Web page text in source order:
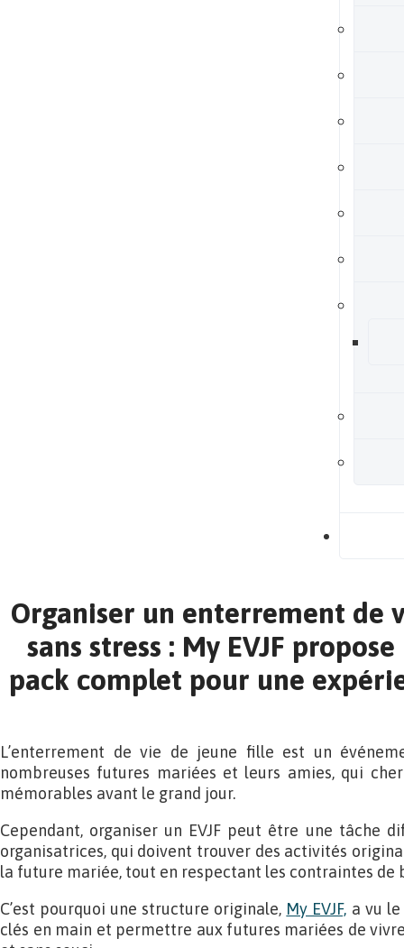
Organiser un enterrement de
sans stress : My EVJF
pack complet pour une
L’enterrement de vie de jeune fille est un
nombreuses futures mariées et leurs amies, qui
mémorables avant le grand jour.
Cependant, organiser un EVJF peut être une tâche
organisatrices, qui doivent trouver des activités
la future mariée, tout en respectant les contraintes de
C’est pourquoi une structure originale, My EVJF, a vu
clés en main et permettre aux futures mariées de